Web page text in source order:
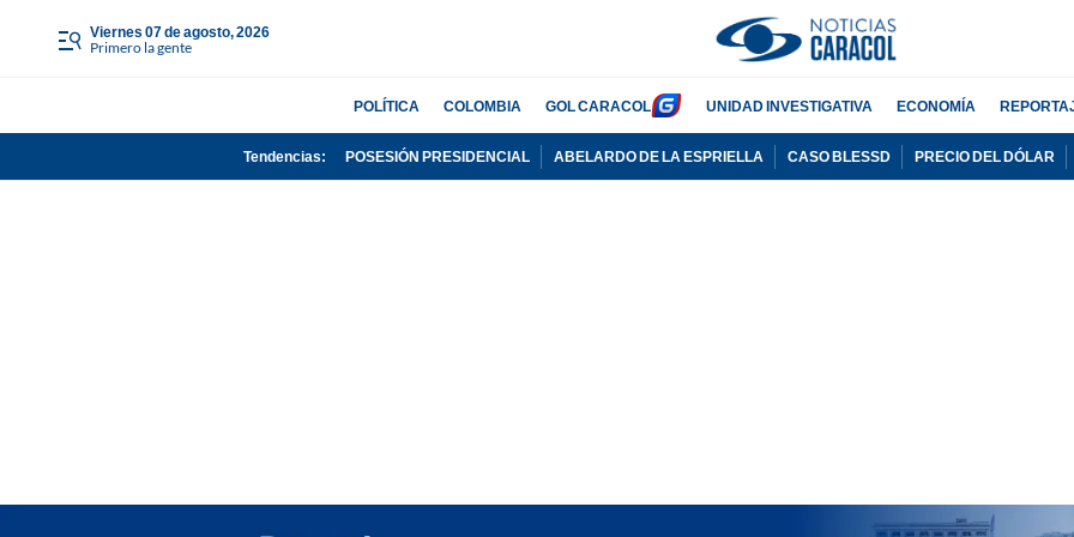
viernes 07 de agosto, 2026
Primero la gente
POLÍTICA COLOMBIA GOL CARACOL UNIDAD INVESTIGATIVA ECONOMÍA
Tendencias: POSESIÓN PRESIDENCIAL ABELARDO DE LA ESPRIELLA CASO BLESSD PRECIO DEL DÓLAR